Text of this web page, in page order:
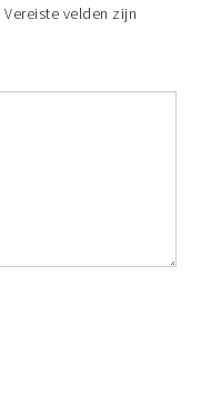
Vereiste velden zijn